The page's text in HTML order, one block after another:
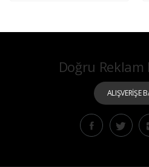
Doğru Reklam
ALIŞVERİŞE